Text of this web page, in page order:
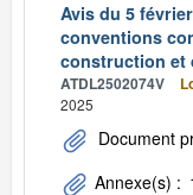
Avis du 5
conventions
construction et
ATDL2502074V
2025
Document
Annexe(s) :